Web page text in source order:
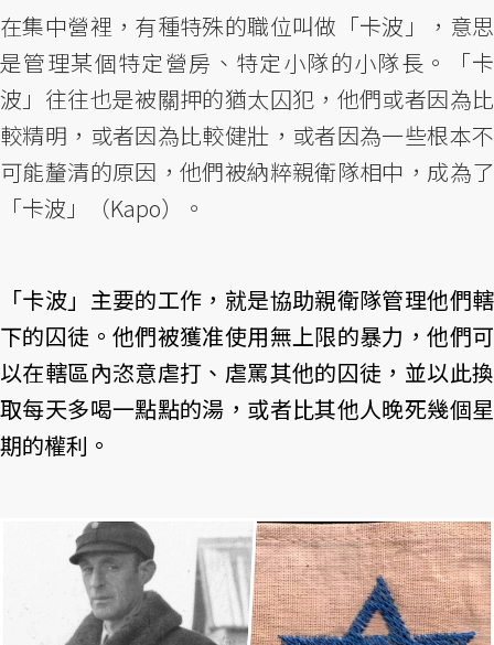
在集中營裡，有種特殊的職位叫做「卡波」，意思
是管理某個特定營房、特定小隊的小隊長。「卡
波」往往也是被關押的猶太囚犯，他們或者因為比
較精明，或者因為比較健壯，或者因為一些根本不
可能釐清的原因，他們被納粹親衛隊相中，成為了
「卡波」（Kapo）。
「卡波」主要的工作，就是協助親衛隊管理他們轄
下的囚徒。他們被獲准使用無上限的暴力，他們可
以在轄區內恣意虐打、虐罵其他的囚徒，並以此換
取每天多喝一點點的湯，或者比其他人晚死幾個星
期的權利。